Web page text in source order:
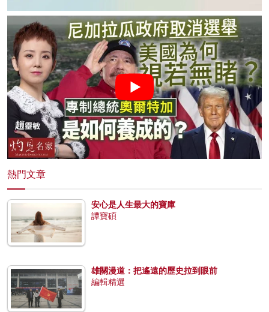
熱門文章
安心是人生最大的寶庫
譚寶碩
雄關漫道：把遙遠的歷史拉到眼前
編輯精選